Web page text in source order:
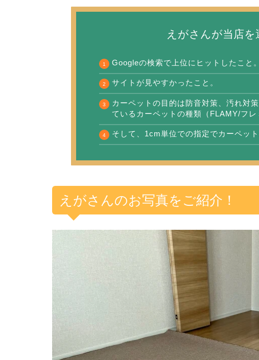
えがさんが当店を
Googleの検索で上位にヒットしたこと。
サイトが見やすかったこと。
カーペットの目的は防音対策、汚れ対
ているカーペットの種類（FLAMY/フレ
そして、1cm単位での指定でカーペッ
えがさんのお写真をご紹介！